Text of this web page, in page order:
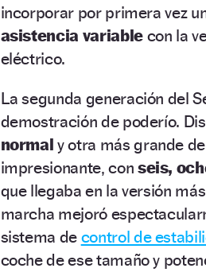
incorporar por primera vez
asistencia variablecon la
eléctrico.
La segunda generación del
demostración de poderío.
normal y otra más grande
impresionante, con seis,
que llegaba en la versión
marcha mejoró
sistema de control de
coche de ese tamaño y